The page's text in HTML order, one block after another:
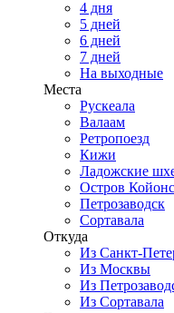
4 дня
5 дней
6 дней
7 дней
На выходные
Места
Рускеала
Валаам
Ретропоезд
Кижи
Ладожские
Остров
Петрозаводск
Сортавала
Откуда
Из Санкт-
Из Москвы
Из
Из Сортавала